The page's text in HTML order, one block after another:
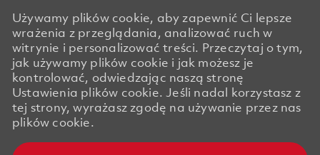
Używamy plików cookie, aby zapewnić Ci lepsze
wrażenia z przeglądania, analizować ruch w
witrynie i personalizować treści. Przeczytaj o tym,
jak używamy plików cookie i jak możesz je
kontrolować, odwiedzając naszą stronę
Ustawienia plików cookie. Jeśli nadal korzystasz z
tej strony, wyrażasz zgodę na używanie przez nas
plików cookie.